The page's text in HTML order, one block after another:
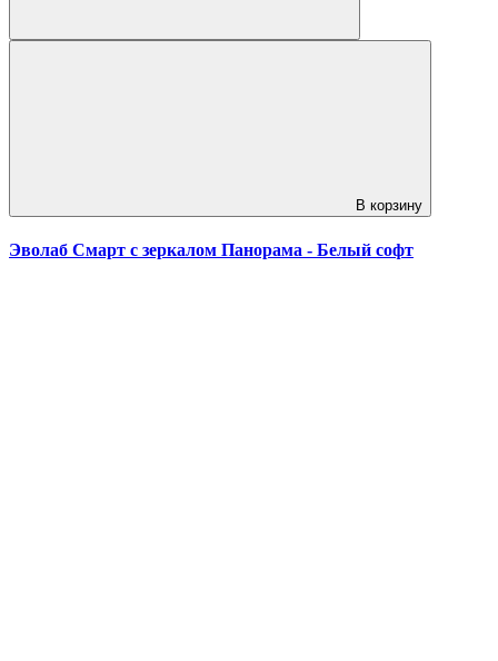
В корзину
Эволаб Смарт с зеркалом Панорама - Белый софт